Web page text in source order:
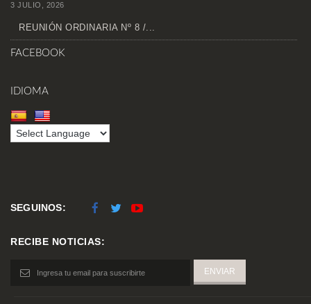
3 JULIO, 2026
REUNIÓN ORDINARIA Nº 8 /...
FACEBOOK
IDIOMA
SEGUINOS:
RECIBE NOTICIAS: